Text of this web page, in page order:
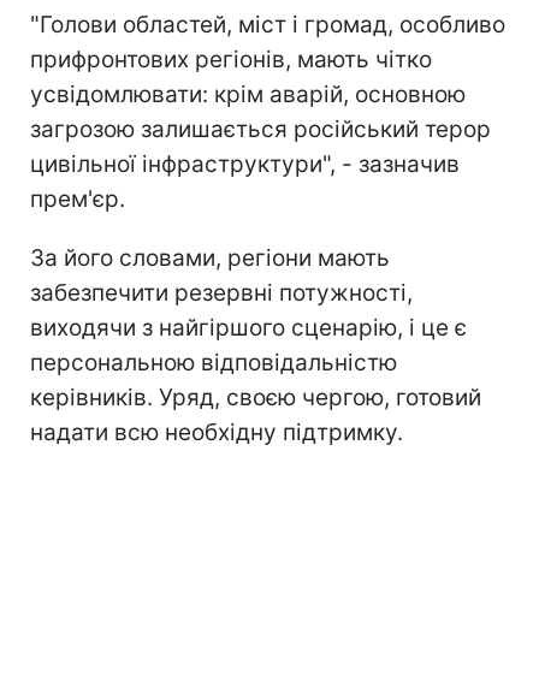
"Голови областей, міст і громад, особливо
прифронтових регіонів, мають чітко
усвідомлювати: крім аварій, основною
загрозою залишається російський терор
цивільної інфраструктури", - зазначив
прем'єр.
За його словами, регіони мають
забезпечити резервні потужності,
виходячи з найгіршого сценарію, і це є
персональною відповідальністю
керівників. Уряд, своєю чергою, готовий
надати всю необхідну підтримку.